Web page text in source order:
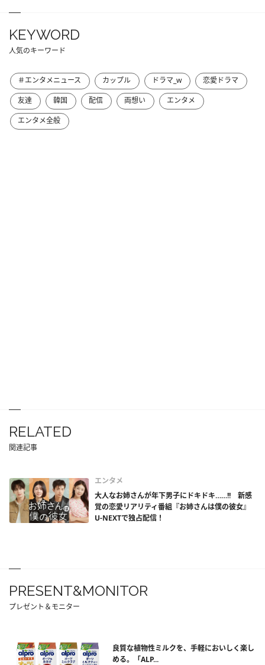
KEYWORD
人気のキーワード
＃エンタメニュース カップル ドラマ_w
恋愛ドラマ
友達
韓国 配信 両想い
エンタメ
エンタメ全般
RELATED
関連記事
エンタメ
大人なお姉さんが年下男子にドキドキ……!! 新感
覚の恋愛リアリティ番組『お姉さんは僕の彼女』
U-NEXTで独占配信！
PRESENT&MONITOR
プレゼント＆モニター
良質な植物性ミルクを、手軽においしく楽し
める。「ALP...